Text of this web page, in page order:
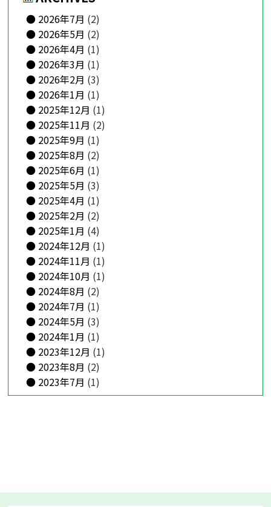
2026年7月 (2)
2026年5月 (2)
2026年4月 (1)
2026年3月 (1)
2026年2月 (3)
2026年1月 (1)
2025年12月 (1)
2025年11月 (2)
2025年9月 (1)
2025年8月 (2)
2025年6月 (1)
2025年5月 (3)
2025年4月 (1)
2025年2月 (2)
2025年1月 (4)
2024年12月 (1)
2024年11月 (1)
2024年10月 (1)
2024年8月 (2)
2024年7月 (1)
2024年5月 (3)
2024年1月 (1)
2023年12月 (1)
2023年8月 (2)
2023年7月 (1)